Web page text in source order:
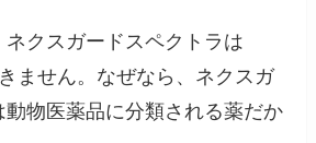
クスガードスペクトラは
ません。なぜなら、ネクスガ
動物医薬品に分類される薬だか